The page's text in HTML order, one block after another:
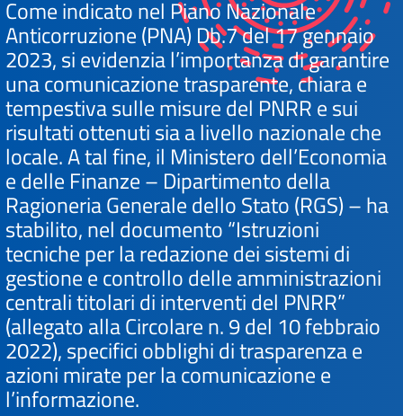
Come indicato nel Piano Nazionale
Anticorruzione (PNA) Db.7 del 17 gennaio
2023, si evidenzia l’importanza di garantire
una comunicazione trasparente, chiara e
tempestiva sulle misure del PNRR e sui
risultati ottenuti sia a livello nazionale che
locale. A tal fine, il Ministero dell’Economia
e delle Finanze – Dipartimento della
Ragioneria Generale dello Stato (RGS) – ha
stabilito, nel documento “Istruzioni
tecniche per la redazione dei sistemi di
gestione e controllo delle amministrazioni
centrali titolari di interventi del PNRR”
(allegato alla Circolare n. 9 del 10 febbraio
2022), specifici obblighi di trasparenza e
azioni mirate per la comunicazione e
l’informazione.